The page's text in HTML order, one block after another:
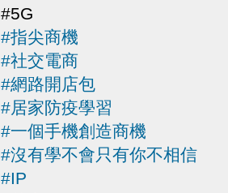
#5G
#指尖商機
#社交電商
#網路開店包
#居家防疫學習
#一個手機創造商機
#沒有學不會只有你不相信
#IP